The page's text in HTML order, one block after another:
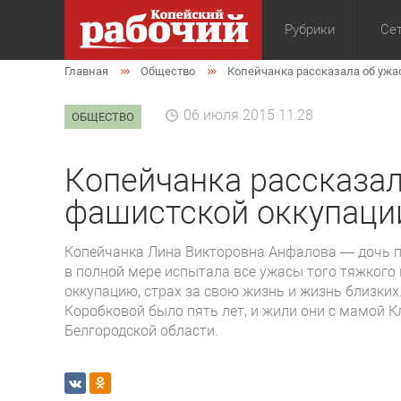
Рубрики
Общество
Главная Общество Копейчанка рассказала об
ОБЩЕСТВО 06 июля 2015 11:28
Копейчанка
фашистской
Копейчанка Лина Викторовна Анфалова — дочь
в полной мере испытала все ужа­сы того
оккупацию, страх за свою жизнь и жизнь
Коробковой было пять лет, и жили они с мамой
Белгородской области.